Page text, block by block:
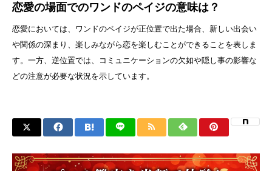
恋愛の場面でのワンドのペイジの意味は？
恋愛においては、ワンドのペイジが正位置で出た場合、新しい出会い
や関係の深まり、楽しみながら恋を楽しむことができることを表しま
す。一方、逆位置では、コミュニケーションの欠如や隠し事の影響な
どの注意が必要な状況を示しています。